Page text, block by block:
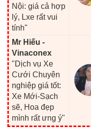
Nội: giá cả hợp
lý, Lxe rất vui
tính"
Mr Hiếu -
Vinaconex
"Dịch vụ Xe
Cưới Chuyên
nghiệp giá tốt:
Xe Mới-Sạch
sẽ, Hoa đẹp
mình rất ưng ý"